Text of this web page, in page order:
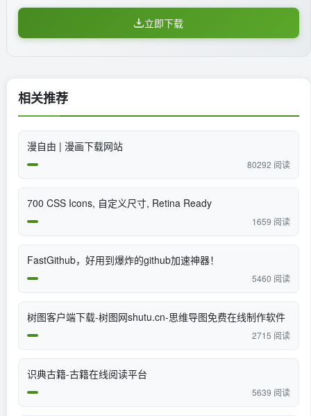
立即下载
相关推荐
漫自由 | 漫画下载网站
80292 阅读
700 CSS Icons, 自定义尺寸, Retina Ready
1659 阅读
FastGithub，好用到爆炸的github加速神器！
5460 阅读
树图客户端下载-树图网shutu.cn-思维导图免费在线制作软件
2715 阅读
识典古籍-古籍在线阅读平台
5639 阅读